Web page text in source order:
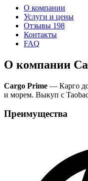
О компании
Услуги и цены
Отзывы 198
Контакты
FAQ
О компании
Cargo Prime — Карго
и морем. Выкуп с
Преимущества